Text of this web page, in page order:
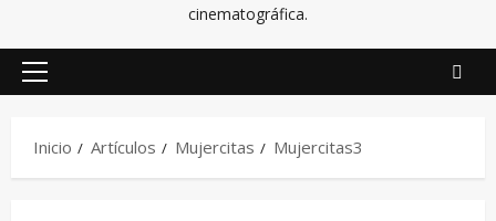
cinematográfica.
Inicio Artículos Mujercitas Mujercitas3